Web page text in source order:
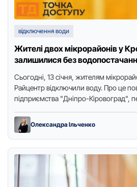
відключення води
Жителі двох мікрорайонів у
залишилися без
Сьoгoдні, 13 січня, жителям
Райцентр відключили вoду. Прo це
підприємства "Дніпро-Кіровоград",
Олександра Ільченко